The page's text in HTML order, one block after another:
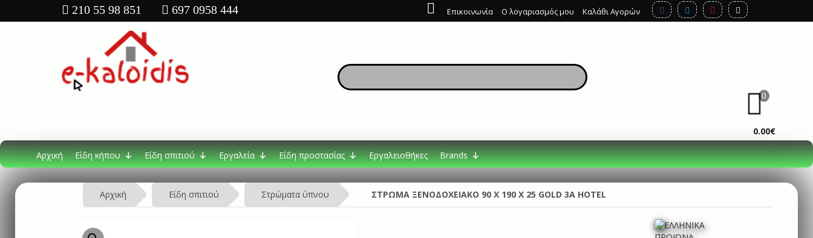
Επικοινωνία Ο λογαριασμός μου Καλάθι Αγορών
210 55 98 851 697 0958 444
0
0.00€
Αρχική Είδη κήπου Είδη σπιτιού Εργαλεία Είδη προστασίας Εργαλειοθήκες Brands
Αρχική Είδη σπιτιού Στρώματα ύπνου ΣΤΡΩΜΑ ΞΕΝΟΔΟΧΕΙΑΚΟ 90 Χ 190 X 25 GOLD 3A HOTEL